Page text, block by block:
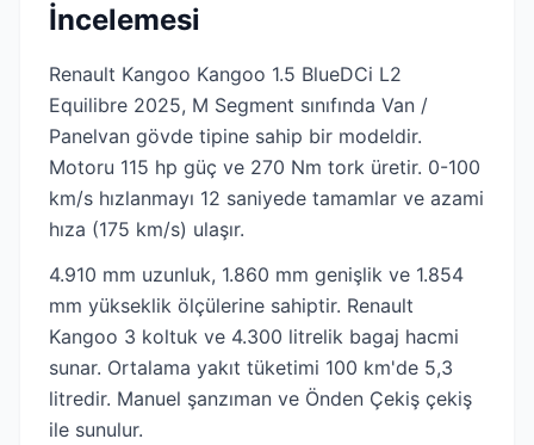
İncelemesi
Renault Kangoo Kangoo 1.5 BlueDCi L2
Equilibre 2025, M Segment sınıfında Van /
Panelvan gövde tipine sahip bir modeldir.
Motoru 115 hp güç ve 270 Nm tork üretir. 0-100
km/s hızlanmayı 12 saniyede tamamlar ve azami
hıza (175 km/s) ulaşır.
4.910 mm uzunluk, 1.860 mm genişlik ve 1.854
mm yükseklik ölçülerine sahiptir. Renault
Kangoo 3 koltuk ve 4.300 litrelik bagaj hacmi
sunar. Ortalama yakıt tüketimi 100 km'de 5,3
litredir. Manuel şanzıman ve Önden Çekiş çekiş
ile sunulur.